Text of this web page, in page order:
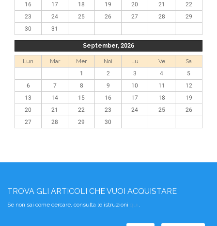
16
17 18 19 20 21
22
23
24 25 26 27 28
29
30
31
September, 2026
Lun Mar Mer Noi Lu Ve
Sa
1
2 3 4
5
6
7 8 9 10 11
12
13
14 15 16 17 18
19
20
21 22 23 24 25
26
27
28 29 30
TROVA GLI ARTICOLI CHE VUOI ACQUISTARE
Se non sai come cercare, consulta le istruzioni qui.